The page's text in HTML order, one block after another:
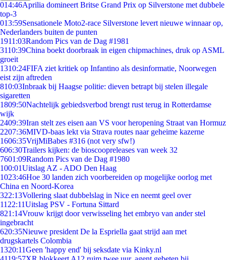
014:46Aprilia domineert Britse Grand Prix op Silverstone met dubbele
top-3
013:59Sensationele Moto2-race Silverstone levert nieuwe winnaar op,
Nederlanders buiten de punten
1911:03Random Pics van de Dag #1981
3110:39China boekt doorbraak in eigen chipmachines, druk op ASML
groeit
1310:24FIFA ziet kritiek op Infantino als desinformatie, Noorwegen
eist zijn aftreden
810:03Inbraak bij Haagse politie: dieven betrapt bij stelen illegale
sigaretten
1809:50Nachtelijk gebiedsverbod brengt rust terug in Rotterdamse
wijk
2409:39Iran stelt zes eisen aan VS voor heropening Straat van Hormuz
2207:36MIVD-baas lekt via Strava routes naar geheime kazerne
1606:35VrijMiBabes #316 (not very sfw!)
606:30Trailers kijken: de bioscoopreleases van week 32
7601:09Random Pics van de Dag #1980
100:01Uitslag AZ - ADO Den Haag
1023:46Hoe 30 landen zich voorbereiden op mogelijke oorlog met
China en Noord-Korea
322:13Vollering slaat dubbelslag in Nice en neemt geel over
11 22:11Uitslag PSV - Fortuna Sittard
821:14Vrouw krijgt door verwisseling het embryo van ander stel
ingebracht
620:35Nieuwe president De la Espriella gaat strijd aan met
drugskartels Colombia
1320:11Geen 'happy end' bij seksdate via Kinky.nl